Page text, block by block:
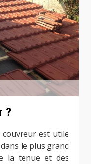
?
est utile
le plus grand
la tenue et des